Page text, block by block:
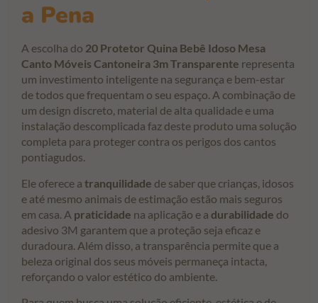
a Pena
A escolha do 20 Protetor Quina Bebê Idoso Mesa
Canto Móveis Cantoneira 3m Transparente representa
um investimento inteligente na segurança e bem-estar
de todos que frequentam o seu espaço. A combinação de
um design discreto, material de alta qualidade e uma
instalação descomplicada faz deste produto uma solução
completa para proteger contra os perigos dos cantos
pontiagudos.
Ele oferece a tranquilidade de saber que crianças, idosos
e até mesmo animais de estimação estão mais seguros
em casa. A praticidade na aplicação e a durabilidade do
adesivo 3M garantem que a proteção seja eficaz e
duradoura. Além disso, a transparência permite que a
beleza original dos seus móveis permaneça intacta,
reforçando o valor estético do ambiente.